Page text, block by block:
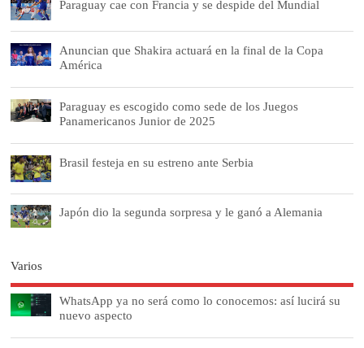
Paraguay cae con Francia y se despide del Mundial
Anuncian que Shakira actuará en la final de la Copa
América
Paraguay es escogido como sede de los Juegos
Panamericanos Junior de 2025
Brasil festeja en su estreno ante Serbia
Japón dio la segunda sorpresa y le ganó a Alemania
Varios
WhatsApp ya no será como lo conocemos: así lucirá su
nuevo aspecto